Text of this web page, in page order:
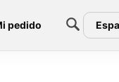
pedido